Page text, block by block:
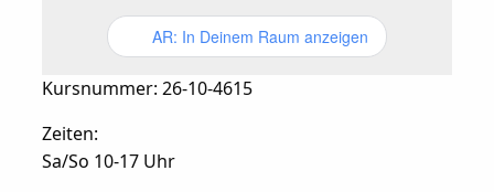
AR: In Deinem Raum anzeigen
Kursnummer: 26-10-4615
Zeiten:
Sa/So 10-17 Uhr